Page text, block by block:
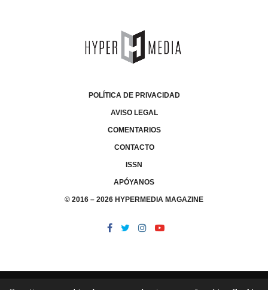
POLÍTICA DE PRIVACIDAD
AVISO LEGAL
COMENTARIOS
CONTACTO
ISSN
APÓYANOS
© 2016 – 2026 HYPERMEDIA MAGAZINE